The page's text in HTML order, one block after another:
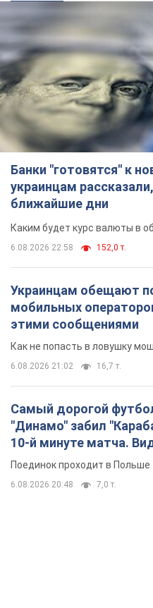
Банки "готовятся" к
украинцам
ближайшие дни
Каким будет курс валюты в
6.08.2026 22:58 152,0 т.
Украинцам обещают
мобильных
этими сообщениями
Как не попасть в ловушку
6.08.2026 21:02 16,7 т.
Самый дорогой
"Динамо" забил
10-й минуте матча.
Поединок проходит в Польше
6.08.2026 20:48 7,0 т.